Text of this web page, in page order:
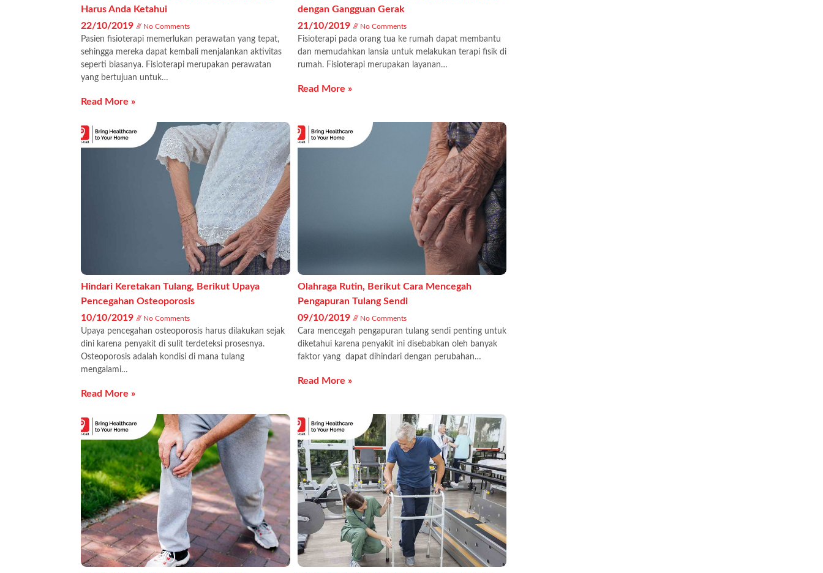
Harus Anda Ketahui
22/10/2019
No Comments
Pasien fisioterapi memerlukan perawatan yang tepat,
sehingga mereka dapat kembali menjalankan aktivitas
seperti biasanya. Fisioterapi merupakan perawatan
yang bertujuan untuk…
Read More »
dengan Gangguan Gerak
21/10/2019
No Comments
Fisioterapi pada orang tua ke rumah dapat membantu
dan memudahkan lansia untuk melakukan terapi fisik di
rumah. Fisioterapi merupakan layanan…
Read More »
Hindari Keretakan Tulang, Berikut Upaya
Pencegahan Osteoporosis
10/10/2019
No Comments
Upaya pencegahan osteoporosis harus dilakukan sejak
dini karena penyakit di sulit terdeteksi prosesnya.
Osteoporosis adalah kondisi di mana tulang
mengalami…
Read More »
Olahraga Rutin, Berikut Cara Mencegah
Pengapuran Tulang Sendi
09/10/2019
No Comments
Cara mencegah pengapuran tulang sendi penting untuk
diketahui karena penyakit ini disebabkan oleh banyak
faktor yang dapat dihindari dengan perubahan…
Read More »